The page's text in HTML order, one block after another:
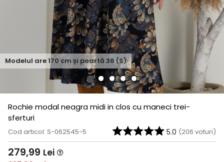
Modelul are170cm și poartă 36 (S)
Rochie modal neagra midi in clos cu maneci trei-
sferturi
Cod articol: S-062545-5 5.0 (206 voturi)
279,99 Lei